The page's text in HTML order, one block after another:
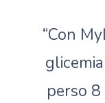
“Con
perso 8